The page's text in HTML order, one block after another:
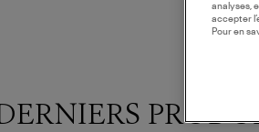
analyses,
accepter
Pour en